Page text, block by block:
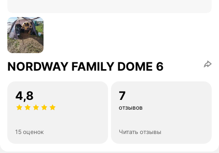
NORDWAY FAMILY DOME 6
4,8
15 оценок
7
отзывов
Читать отзывы